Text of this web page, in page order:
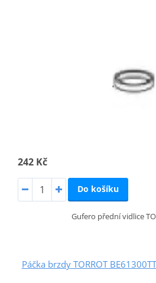
242 Kč
Do košíku
Gufero přední vidlice
Páčka brzdy TORROT